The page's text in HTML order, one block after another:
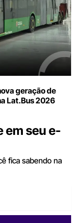
geração de
Lat.Bus 2026
em seu e-
fica sabendo na